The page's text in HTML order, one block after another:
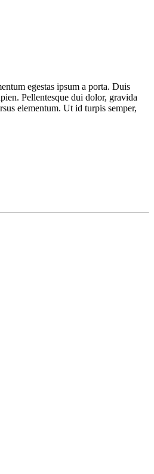
egestas ipsum a porta. Duis
Pellentesque dui dolor, gravida
elementum. Ut id turpis semper,